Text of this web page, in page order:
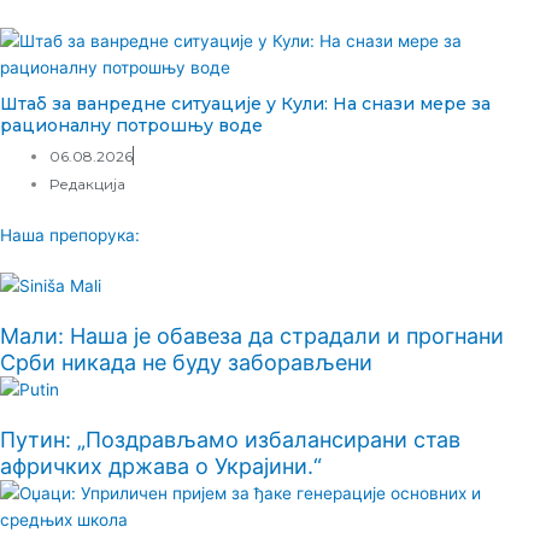
Штаб за ванредне ситуације у Кули: На снази мере за
рационалну потрошњу воде
06.08.2026
Редакција
Наша препорука:
Мали: Наша је обавеза да страдали и прогнани
Срби никада не буду заборављени
Путин: „Поздрављамо избалансирани став
афричких држава о Украјини.“